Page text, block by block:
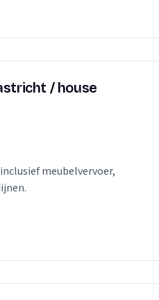
/ house
meubelvervoer,